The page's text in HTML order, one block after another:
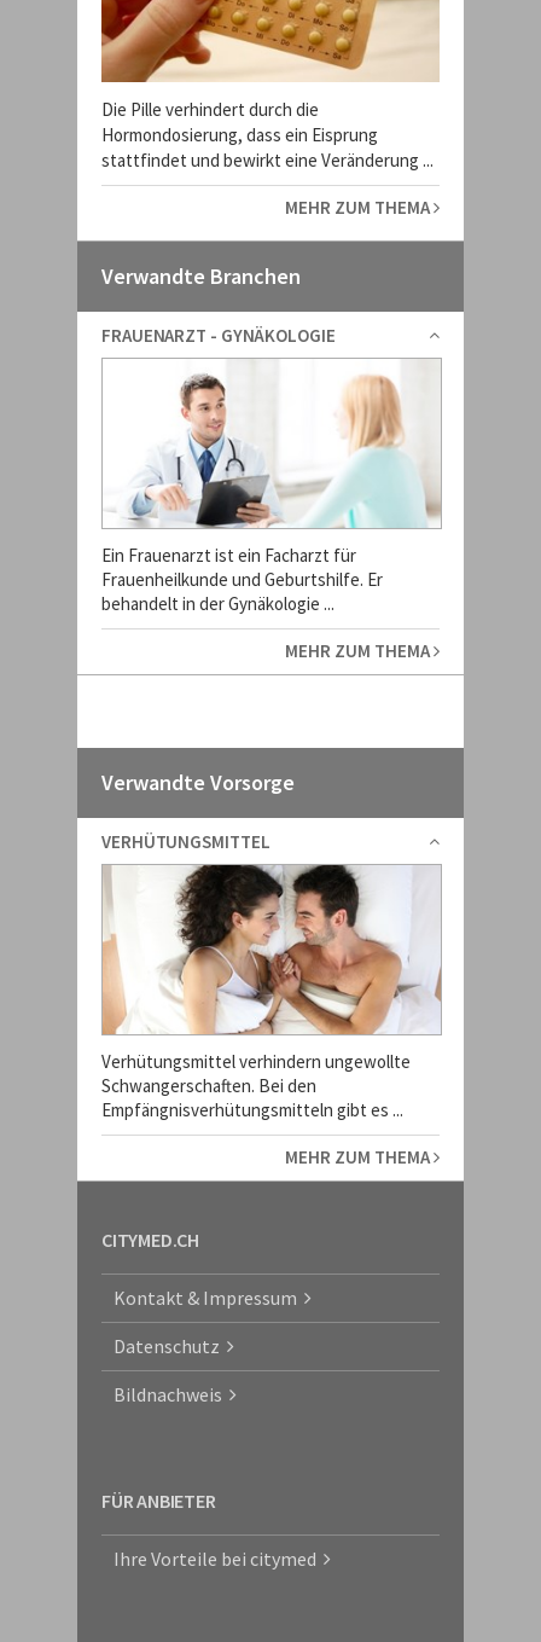
Die Pille verhindert durch die
Hormondosierung, dass ein Eisprung
stattfindet und bewirkt eine Veränderung ...
MEHR ZUM THEMA
Verwandte Branchen
FRAUENARZT - GYNÄKOLOGIE
Ein Frauenarzt ist ein Facharzt für
Frauenheilkunde und Geburtshilfe. Er
behandelt in der Gynäkologie ...
MEHR ZUM THEMA
Verwandte Vorsorge
VERHÜTUNGSMITTEL
Verhütungsmittel verhindern ungewollte
Schwangerschaften. Bei den
Empfängnisverhütungsmitteln gibt es ...
MEHR ZUM THEMA
CITYMED.CH
Kontakt & Impressum
Datenschutz
Bildnachweis
FÜR ANBIETER
Ihre Vorteile bei citymed